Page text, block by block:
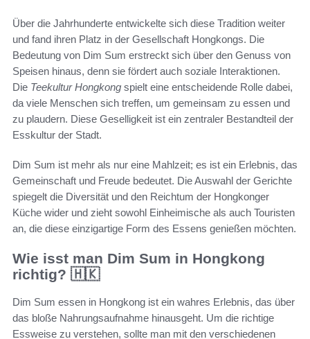
Über die Jahrhunderte entwickelte sich diese Tradition weiter
und fand ihren Platz in der Gesellschaft Hongkongs. Die
Bedeutung von Dim Sum erstreckt sich über den Genuss von
Speisen hinaus, denn sie fördert auch soziale Interaktionen.
Die Teekultur Hongkong spielt eine entscheidende Rolle dabei,
da viele Menschen sich treffen, um gemeinsam zu essen und
zu plaudern. Diese Geselligkeit ist ein zentraler Bestandteil der
Esskultur der Stadt.
Dim Sum ist mehr als nur eine Mahlzeit; es ist ein Erlebnis, das
Gemeinschaft und Freude bedeutet. Die Auswahl der Gerichte
spiegelt die Diversität und den Reichtum der Hongkonger
Küche wider und zieht sowohl Einheimische als auch Touristen
an, die diese einzigartige Form des Essens genießen möchten.
Wie isst man Dim Sum in Hongkong
richtig? 🇭🇰
Dim Sum essen in Hongkong ist ein wahres Erlebnis, das über
das bloße Nahrungsaufnahme hinausgeht. Um die richtige
Essweise zu verstehen, sollte man mit den verschiedenen